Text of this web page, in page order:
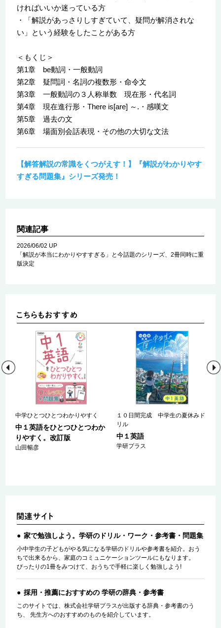
ければいいか迷っている方
・「解説があっさりしすぎていて、疑問が解消されな
い」という経験をしたことがある方
＜もくじ＞
第1章 be動詞・一般動詞
第2章 疑問詞・名詞の複数形・命令文
第3章 一般動詞の３人称単数 現在形・代名詞
第4章 現在進行形・There is[are] ～.・感嘆文
第5章 過去の文
第6章 場面別会話表現・その他の大切な文法
【解答解説の常識をくつがえす！】『解説がわかりやす
すぎる問題集』シリーズ発売！
関連記事
2026/06/02 UP
「解説が本当にわかりやすすぎる」と今話題のシリーズ、2冊同時に重
版決定
中学ひとつひとつわかりやすく
中１英語をひとつひとつわか
りやすく。改訂版
山田暢彦
１０日間完成 中学生の夏休みド
リル
中１英語
学研プラス
家で勉強しよう。学研のドリル・ワーク・参考書・問題集
小中学生の子どもがやる気になる学研のドリルや参考書を紹介。おう
ちで出来るから、家庭のコミュニケーションツールにもなります。
ぴったりの1冊をみつけて、おうちで手軽に楽しく勉強しよう!
採用・推薦におすすめの 学研の辞典・参考書
このサイトでは、株式会社学研プラスが出版する辞典・参考書のう
ち、 先生方へのおすすめのものを紹介しています。